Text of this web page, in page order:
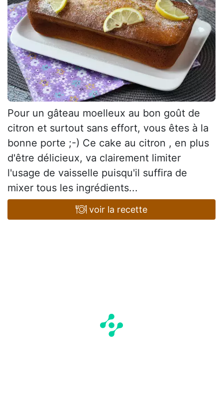
Pour un gâteau moelleux au bon goût de
citron et surtout sans effort, vous êtes à la
bonne porte ;-) Ce cake au citron , en plus
d'être délicieux, va clairement limiter
l'usage de vaisselle puisqu'il suffira de
mixer tous les ingrédients...
voir la recette